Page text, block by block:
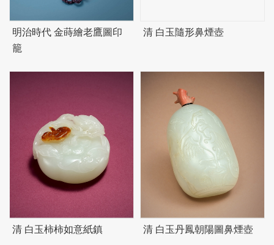
明治時代 金蒔繪老鷹圖印
籠
清 白玉隨形鼻煙壺
清 白玉柿柿如意紙鎮 清 白玉丹鳳朝陽圖鼻煙壺